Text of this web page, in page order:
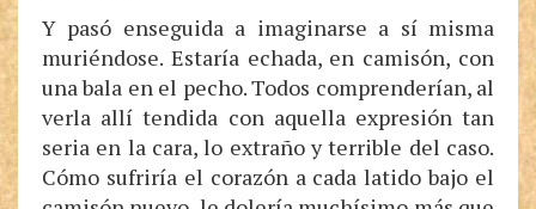
Y pasó enseguida a imaginarse a sí misma
muriéndose. Estaría echada, en camisón, con
una bala en el pecho. Todos comprenderían, al
verla allí tendida con aquella expresión tan
seria en la cara, lo extraño y terrible del caso.
Cómo sufriría el corazón a cada latido bajo el